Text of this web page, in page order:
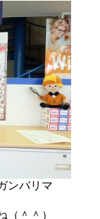
ンバリマ
（＾＾）